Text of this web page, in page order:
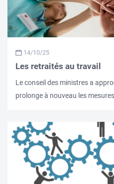
14/10/25
Les retraités au travail
Le conseil des ministres a
prolonge à nouveau les